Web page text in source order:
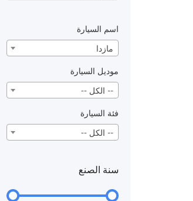
اسم السيارة
مازدا
موديل السيارة
-- الكل --
فئة السيارة
-- الكل --
سنة الصنع